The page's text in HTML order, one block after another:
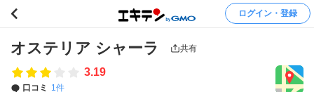
ログイン・登録
オステリア シャーラ 共有
3.19
口コミ 1件